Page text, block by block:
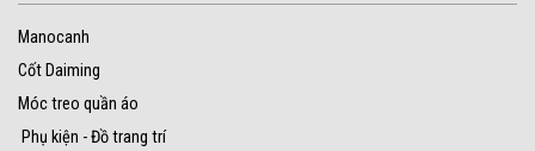
Manocanh
Cốt Daiming
Móc treo quần áo
Phụ kiện - Đồ trang trí